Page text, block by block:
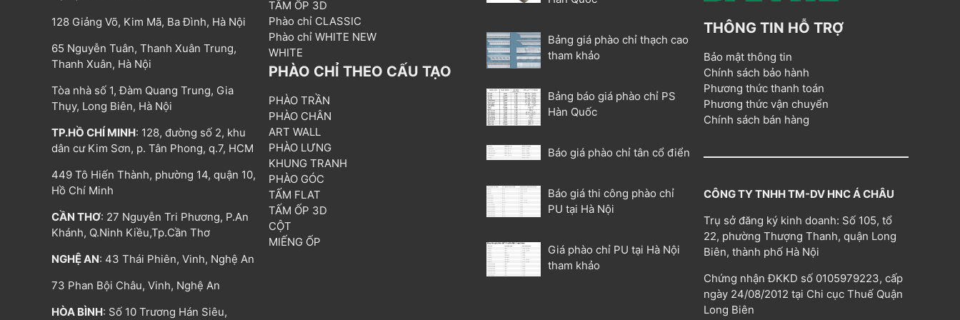
128 Giảng Võ, Kim Mã, Ba Đình, Hà Nội
65 Nguyễn Tuân, Thanh Xuân Trung,
Thanh Xuân, Hà Nội
Tòa nhà số 1, Đàm Quang Trung, Gia
Thụy, Long Biên, Hà Nội
TP.HỒ CHÍ MINH: 128, đường số 2, khu
dân cư Kim Sơn, p. Tân Phong, q.7, HCM
449 Tô Hiến Thành, phường 14, quận 10,
Hồ Chí Minh
CẦN THƠ: 27 Nguyễn Tri Phương, P.An
Khánh, Q.Ninh Kiều,Tp.Cần Thơ
NGHỆ AN: 43 Thái Phiên, Vinh, Nghệ An
73 Phan Bội Châu, Vinh, Nghệ An
HÒA BÌNH: Số 10 Trương Hán Siêu,
TẤM ỐP 3D
Phào chỉ CLASSIC
Phào chỉ WHITE NEW
WHITE
PHÀO CHỈ THEO CẤU TẠO
PHÀO TRẦN
PHÀO CHÂN
ART WALL
PHÀO LƯNG
KHUNG TRANH
PHÀO GÓC
TẤM FLAT
TẤM ỐP 3D
CỘT
MIẾNG ỐP
Bảng giá phào chỉ thạch cao
tham khảo
Bảng báo giá phào chỉ PS
Hàn Quốc
Báo giá phào chỉ tân cổ điển
Báo giá thi công phào chỉ
PU tại Hà Nội
Giá phào chỉ PU tại Hà Nội
tham khảo
THÔNG TIN HỖ TRỢ
Bảo mật thông tin
Chính sách bảo hành
Phương thức thanh toán
Phương thức vận chuyển
Chính sách bán hàng
CÔNG TY TNHH TM-DV HNC Á CHÂU
Trụ sở đăng ký kinh doanh: Số 105, tổ
22, phường Thượng Thanh, quận Long
Biên, thành phố Hà Nội
Chứng nhận ĐKKD số 0105979223, cấp
ngày 24/08/2012 tại Chi cục Thuế Quận
Long Biên